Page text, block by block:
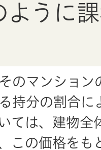
ように
のマンション
持分の割合に
ては、建物全
この価格をも